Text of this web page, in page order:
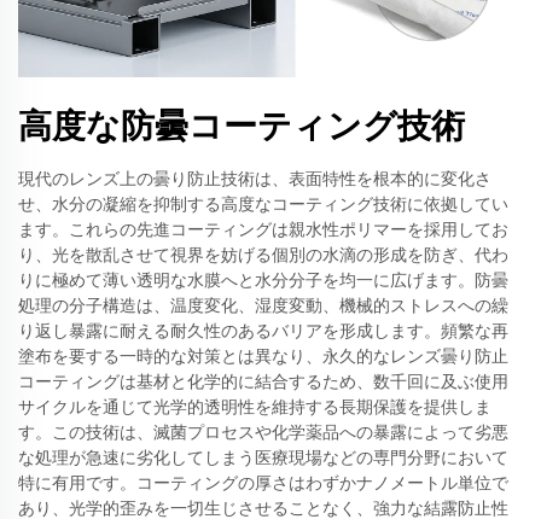
高度な防曇コーティング技術
現代のレンズ上の曇り防止技術は、表面特性を根本的に変化さ
せ、水分の凝縮を抑制する高度なコーティング技術に依拠してい
ます。これらの先進コーティングは親水性ポリマーを採用してお
り、光を散乱させて視界を妨げる個別の水滴の形成を防ぎ、代わ
りに極めて薄い透明な水膜へと水分分子を均一に広げます。防曇
処理の分子構造は、温度変化、湿度変動、機械的ストレスへの繰
り返し暴露に耐える耐久性のあるバリアを形成します。頻繁な再
塗布を要する一時的な対策とは異なり、永久的なレンズ曇り防止
コーティングは基材と化学的に結合するため、数千回に及ぶ使用
サイクルを通じて光学的透明性を維持する長期保護を提供しま
す。この技術は、滅菌プロセスや化学薬品への暴露によって劣悪
な処理が急速に劣化してしまう医療現場などの専門分野において
特に有用です。コーティングの厚さはわずかナノメートル単位で
あり、光学的歪みを一切生じさせることなく、強力な結露防止性